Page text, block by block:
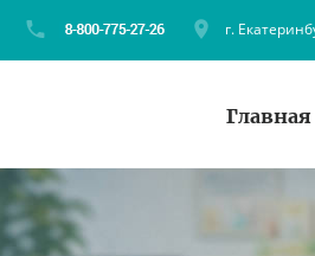
г.
Главная